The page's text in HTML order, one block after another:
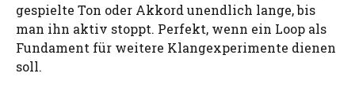
gespielte Ton oder Akkord unendlich lange, bis
man ihn aktiv stoppt. Perfekt, wenn ein Loop als
Fundament für weitere Klangexperimente dienen
soll.